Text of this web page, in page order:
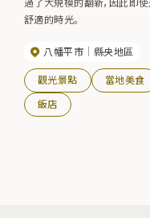
舒適的時光。
八幡平市 縣央地區
觀光景點 當地美食
飯店